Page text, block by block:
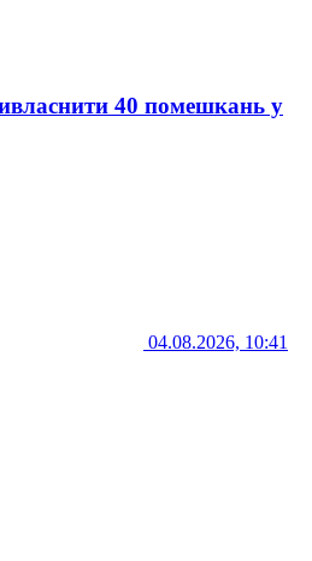
40 помешкань у
04.08.2026, 10:41